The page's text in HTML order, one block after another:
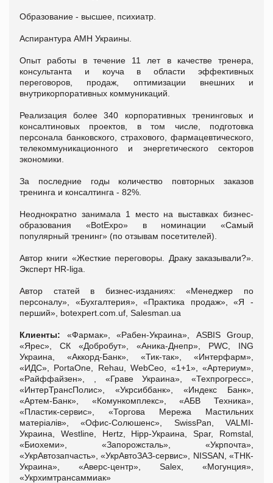
Образование - высшее, психиатр.
Аспирантура АМН Украины.
Опыт работы в течение 11 лет в качестве тренера,
консультанта и коуча в области эффективных
переговоров, продаж, оптимизации внешних и
внутрикорпоративных коммуникаций.
Реализация более 340 корпоративных тренинговых и
консалтиновых проектов, в том числе, подготовка
персонала банковского, страхового, фармацевтического,
телекоммуникационного и энергетического секторов
экономики.
За последние годы количество повторных заказов
тренинга и консалтинга - 82%.
Неоднократно занимала 1 место на выставках бизнес-
образования «BotExpo» в номинации «Самый
популярный тренинг» (по отзывам посетителей).
Автор книги «Жесткие переговоры. Драку заказывали?».
Эксперт HR-liga.
Автор статей в бизнес-изданиях: «Менеджер по
персоналу», «Бухгалтерия», «Практика продаж», «Я -
перший», botexpert.com.uf, Salesman.ua
Клиенты:
«Фармак», «Рабен-Украина», ASBIS Group,
«Ярес», СК «Добробут», «Аника-Днепр», PWC, ING
Украина, «Аккорд-Банк», «Тик-так», «Интерфарм»,
«ИДС», PortaOne, Rehau, WebCeo, «1+1», «Артериум»,
«Райффайзен», , «Граве Украина», «Техпрогресс»,
«ИнтерТрансПолис», «Укрсиббанк», «Индекс Банк»,
«Артем-Банк», «Комункомплекс», «АБВ Техника»,
«Пластик-сервис», «Торгова Мережа Мастильних
матеріалів», «Офис-Солюшенс», SwissPan, VALMI-
Украина, Westline, Hertz, Hipp-Украина, Spar, Romstal,
«Биохеми», «Запорожсталь», «Укрпочта»,
«УкрАвтозапчасть», «УкрАвтоЗАЗ-сервис», NISSAN, «ТНК-
Украина», «Аверс-центр», Salex, «Могунция»,
«Укрхимтрансаммиак»